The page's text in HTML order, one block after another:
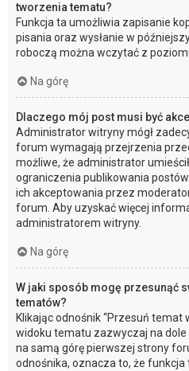
tworzenia tematu?
Funkcja ta umożliwia zapisanie
pisania oraz wysłanie w
roboczą można wczytać z
Na górę
Dlaczego mój post musi być
Administrator witryny mógł
forum wymagają przejrzenia
możliwe, że administrator
ograniczenia publikowania
ich akceptowania przez
forum. Aby uzyskać więcej
administratorem witryny.
Na górę
W jaki sposób mogę przesunąć
tematów?
Klikając odnośnik “Przesuń temat
widoku tematu zazwyczaj na
na samą górę pierwszej strony
odnośnika, oznacza to, że funkcja